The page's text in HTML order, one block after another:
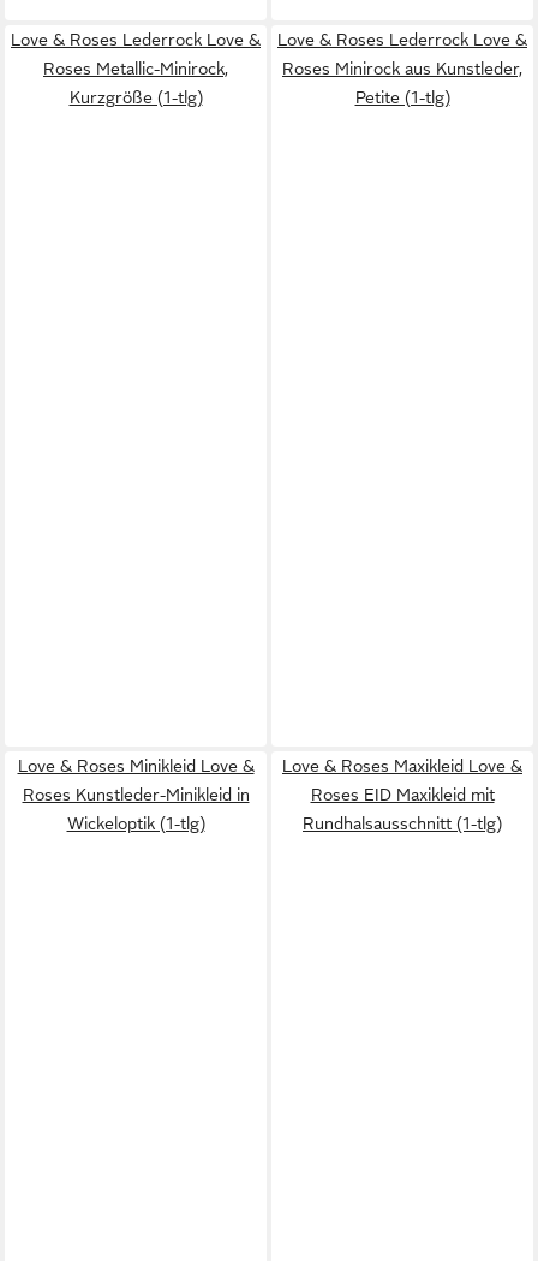
Love & Roses Lederrock Love &
Roses Metallic-Minirock,
Kurzgröße (1-tlg)
Love & Roses Lederrock Love &
Roses Minirock aus Kunstleder,
Petite (1-tlg)
Love & Roses Minikleid Love &
Roses Kunstleder-Minikleid in
Wickeloptik (1-tlg)
Love & Roses Maxikleid Love &
Roses EID Maxikleid mit
Rundhalsausschnitt (1-tlg)